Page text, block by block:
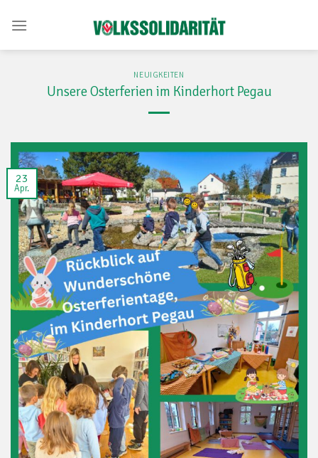
NEUIGKEITEN
Unsere Osterferien im Kinderhort Pegau
23
Apr.